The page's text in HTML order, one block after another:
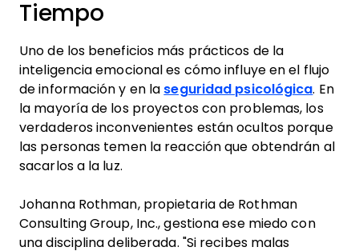
Tiempo
Uno de los beneficios más prácticos de la
inteligencia emocional es cómo influye en el flujo
de información y en la seguridad psicológica. En
la mayoría de los proyectos con problemas, los
verdaderos inconvenientes están ocultos porque
las personas temen la reacción que obtendrán al
sacarlos a la luz.
Johanna Rothman, propietaria de Rothman
Consulting Group, Inc., gestiona ese miedo con
una disciplina deliberada. "Si recibes malas